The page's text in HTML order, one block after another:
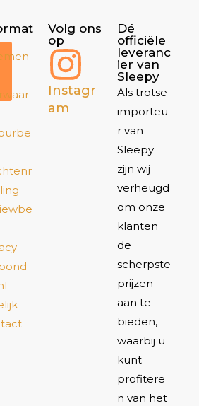
Volg ons
op
Instagr
am
Dé
officiële
leveranc
ier van
Sleepy
Als trotse
importeu
r van
Sleepy
zijn wij
verheugd
om onze
klanten
de
scherpste
prijzen
aan te
bieden,
waarbij u
kunt
profitere
n van het